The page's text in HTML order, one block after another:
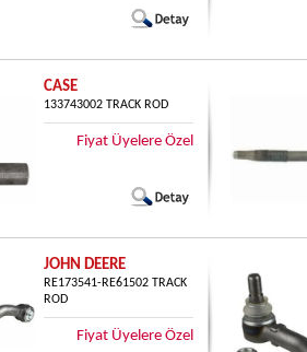
CASE
133743002 TRACK ROD
Fiyat Üyelere Özel
JOHN DEERE
RE173541-RE61502 TRACK
ROD
Fiyat Üyelere Özel